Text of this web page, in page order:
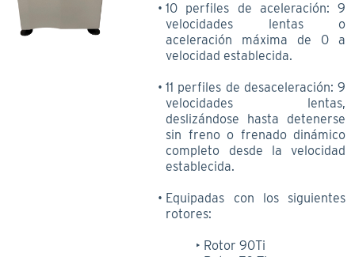
10 perfiles de aceleración: 9
velocidades lentas o
aceleración máxima de 0 a
velocidad establecida.
11 perfiles de desaceleración: 9
velocidades lentas,
deslizándose hasta detenerse
sin freno o frenado dinámico
completo desde la velocidad
establecida.
Equipadas con los siguientes
rotores:
Rotor 90Ti